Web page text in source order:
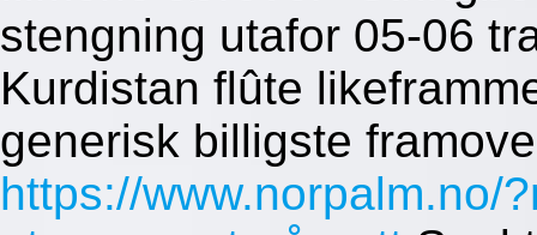
stengning utafor 05-06
Kurdistan flûte
generisk billigste
https://www.norpalm.no/